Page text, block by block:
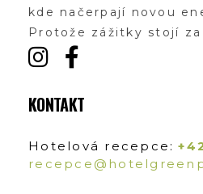
kde načerpají novou
Protože zážitky stojí
KONTAKT
Hotelová recepce: